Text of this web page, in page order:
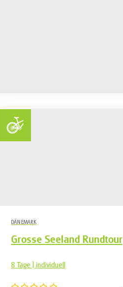
DÄNEMARK
Grosse Seeland Rundtour
8 Tage | individuell